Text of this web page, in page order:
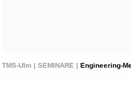
TMS-Ulm | SEMINARE | Engineering-